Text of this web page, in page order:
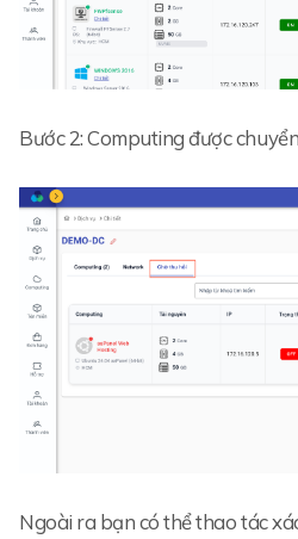
Bước 2: Computing được
Ngoài ra bạn có thể thao tác